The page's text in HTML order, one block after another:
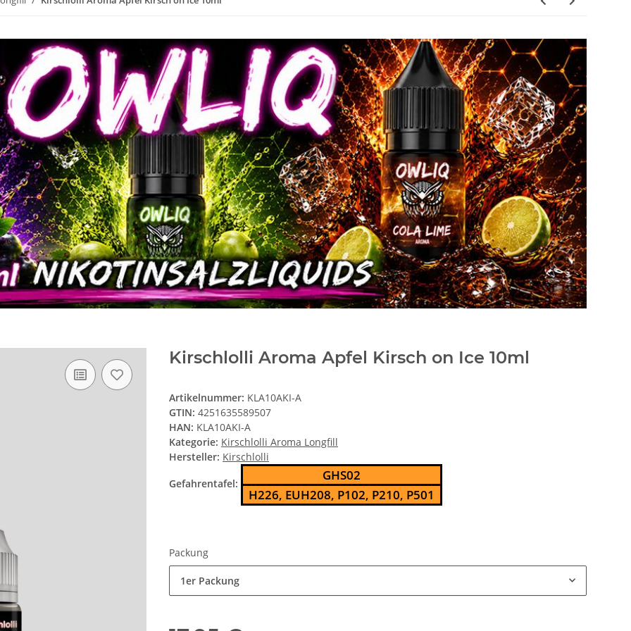
Kirschlolli Aroma Apfel Kirsch on Ice 10ml
Artikelnummer: KLA10AKI-A
GTIN: 4251635589507
HAN: KLA10AKI-A
Kategorie: Kirschlolli Aroma Longfill
Hersteller: Kirschlolli
Gefahrentafel:
GHS02
H226, EUH208, P102, P210, P501
Packung
1er Packung